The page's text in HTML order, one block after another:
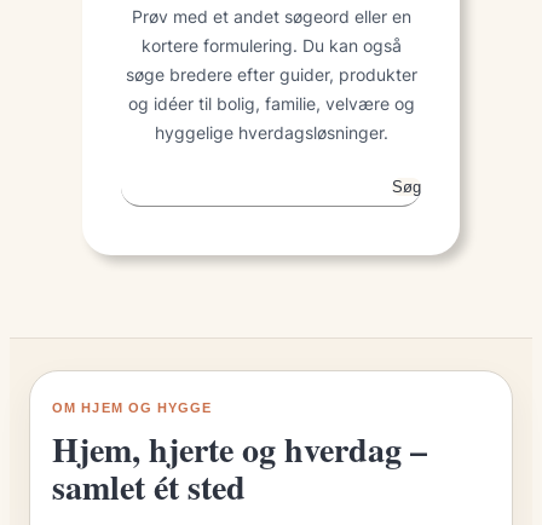
Prøv med et andet søgeord eller en
kortere formulering. Du kan også
søge bredere efter guider, produkter
og idéer til bolig, familie, velvære og
hyggelige hverdagsløsninger.
på
Søg
OM HJEM OG HYGGE
Hjem, hjerte og hverdag –
samlet ét sted